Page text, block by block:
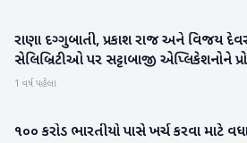
મનોરંજન
રાણા દગ્ગુબાતી, પ્રકાશ રાજ અને વિજય
સેલિબ્રિટીઓ પર સટ્ટાબાજી એપ્લિકેશનોને
1 વર્ષ પહેલા
બિઝનેસ
૧૦૦ કરોડ ભારતીયો પાસે ખર્ચ કરવા માટે